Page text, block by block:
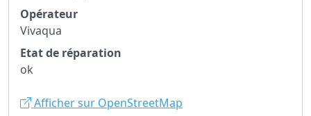
Opérateur
Vivaqua
Etat de réparation
ok
Afficher sur OpenStreetMap